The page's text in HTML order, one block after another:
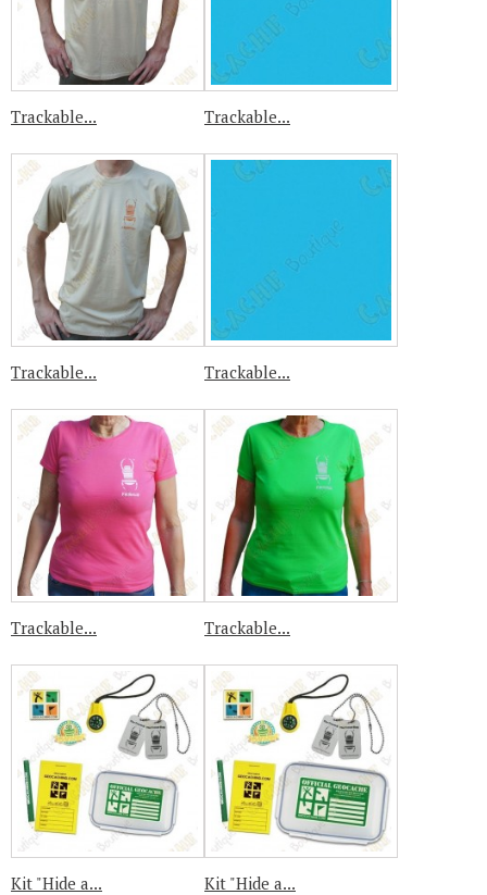
Trackable... Trackable...
Trackable... Trackable...
Trackable... Trackable...
Kit "Hide a... Kit "Hide a...